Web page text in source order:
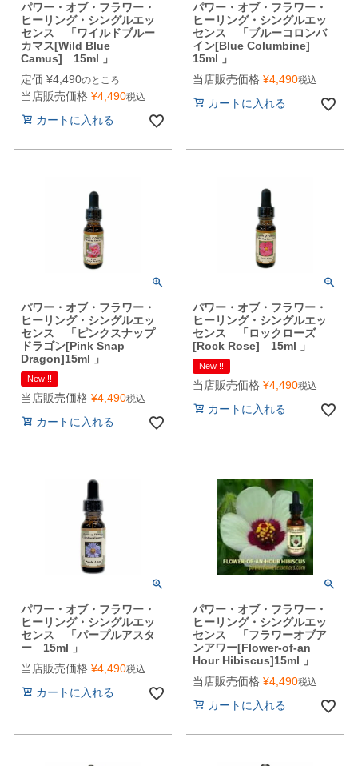
パワー・オブ・フラワー・
ヒーリング・シングルエッ
センス 「ワイルドブルー
カマス[Wild Blue
Camus] 15ml 」
定価 ¥4,490のところ
当店販売価格 ¥4,490税込
カートに入れる
パワー・オブ・フラワー・
ヒーリング・シングルエッ
センス 「ブルーコロンバ
イン[Blue Columbine]
15ml 」
当店販売価格 ¥4,490税込
カートに入れる
パワー・オブ・フラワー・
ヒーリング・シングルエッ
センス 「ピンクスナップ
ドラゴン[Pink Snap
Dragon]15ml 」
New !!
当店販売価格 ¥4,490税込
カートに入れる
パワー・オブ・フラワー・
ヒーリング・シングルエッ
センス 「ロックローズ
[Rock Rose] 15ml 」
New !!
当店販売価格 ¥4,490税込
カートに入れる
パワー・オブ・フラワー・
ヒーリング・シングルエッ
センス 「パープルアスタ
ー 15ml 」
当店販売価格 ¥4,490税込
カートに入れる
パワー・オブ・フラワー・
ヒーリング・シングルエッ
センス 「フラワーオブア
ンアワー[Flower-of-an
Hour Hibiscus]15ml 」
当店販売価格 ¥4,490税込
カートに入れる